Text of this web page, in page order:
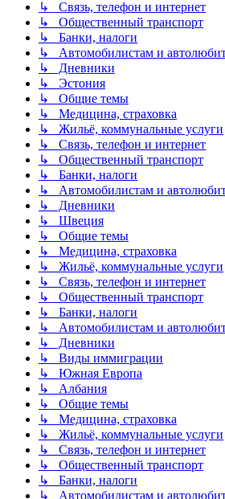
↳ Связь, телефон и интернет
↳ Общественный транспорт
↳ Банки, налоги
↳ Автомобилистам и
↳ Дневники
↳ Эстония
↳ Общие темы
↳ Медицина, страховка
↳ Жильё, коммунальные услуги
↳ Связь, телефон и интернет
↳ Общественный транспорт
↳ Банки, налоги
↳ Автомобилистам и
↳ Дневники
↳ Швеция
↳ Общие темы
↳ Медицина, страховка
↳ Жильё, коммунальные услуги
↳ Связь, телефон и интернет
↳ Общественный транспорт
↳ Банки, налоги
↳ Автомобилистам и
↳ Дневники
↳ Виды иммиграции
↳ Южная Европа
↳ Албания
↳ Общие темы
↳ Медицина, страховка
↳ Жильё, коммунальные услуги
↳ Связь, телефон и интернет
↳ Общественный транспорт
↳ Банки, налоги
↳ Автомобилистам и